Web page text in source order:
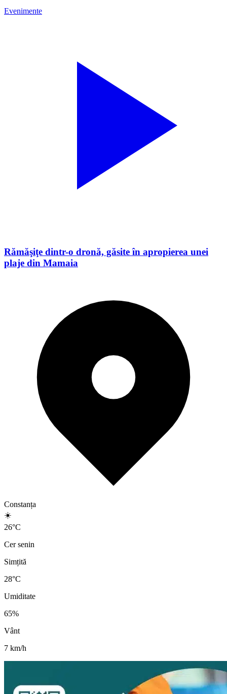
Evenimente
Rămăşiţe dintr-o dronă, găsite în apropierea unei
plaje din Mamaia
Constanța
☀️
26°C
Cer senin
Simțită
28°C
Umiditate
65%
Vânt
7 km/h